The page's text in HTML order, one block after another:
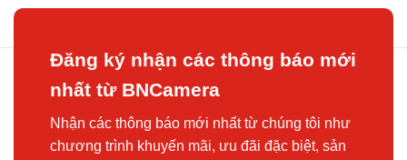
Đăng ký nhận các thông báo mới
nhất từ BNCamera
Nhận các thông báo mới nhất từ chúng tôi như
chương trình khuyến mãi, ưu đãi đặc biệt, sản